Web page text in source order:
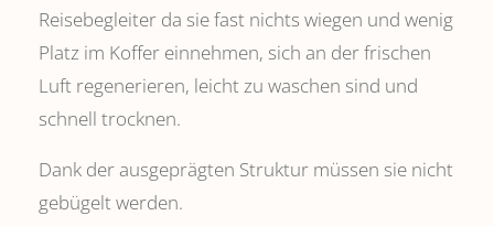
Reisebegleiter da sie fast nichts wiegen und wenig
Platz im Koffer einnehmen, sich an der frischen
Luft regenerieren, leicht zu waschen sind und
schnell trocknen.
Dank der ausgeprägten Struktur müssen sie nicht
gebügelt werden.